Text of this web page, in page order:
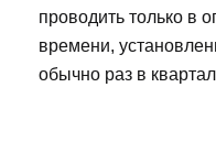
проводить только в
времени,
обычно раз в